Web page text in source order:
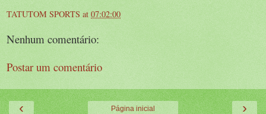
TATUTOM SPORTS at 07:02:00
Nenhum comentário:
Postar um comentário
‹ ›
Página inicial